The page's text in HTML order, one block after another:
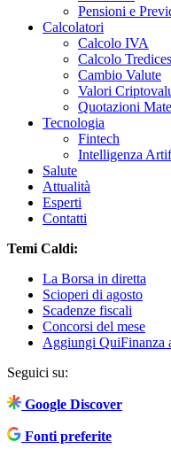
Pensioni e
Calcolatori
Calcolo IVA
Calcolo
Cambio Valute
Valori
Quotazioni
Tecnologia
Fintech
Intelligenza
Salute
Attualità
Esperti
Contatti
Temi Caldi:
La Borsa in diretta
Scioperi di agosto
Scadenze fiscali
Concorsi del mese
Aggiungi QuiFinanza
Seguici su:
Google Discover
Fonti preferite